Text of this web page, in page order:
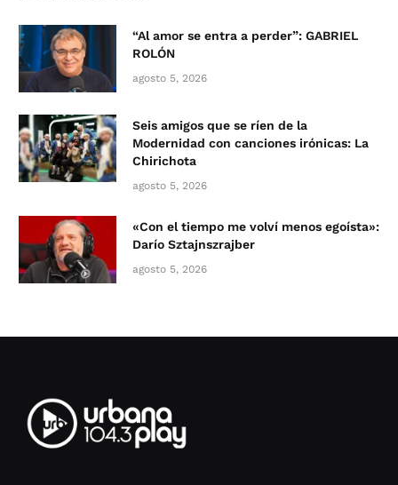
“Al amor se entra a perder”: GABRIEL
ROLÓN
agosto 5, 2026
Seis amigos que se ríen de la
Modernidad con canciones irónicas: La
Chirichota
agosto 5, 2026
«Con el tiempo me volví menos egoísta»:
Darío Sztajnszrajber
agosto 5, 2026